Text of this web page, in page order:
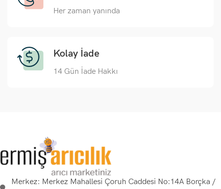
Her zaman yanında
Kolay İade
14 Gün İade Hakkı
Merkez: Merkez Mahallesi Çoruh Caddesi No:14A Borçka /